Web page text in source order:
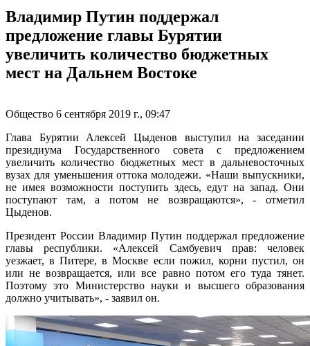
Владимир Путин поддержал
предложение главы Бурятии
увеличить количество бюджетных
мест на Дальнем Востоке
Общество 6 сентября 2019 г., 09:47
Глава Бурятии Алексей Цыденов выступил на заседании
президиума Государственного совета с предложением
увеличить количество бюджетных мест в дальневосточных
вузах для уменьшения оттока молодежи. «Наши выпускники,
не имея возможности поступить здесь, едут на запад. Они
поступают там, а потом не возвращаются», - отметил
Цыденов.
Президент России Владимир Путин поддержал предложение
главы республики. «Алексей Самбуевич прав: человек
уезжает, в Питере, в Москве если пожил, корни пустил, он
или не возвращается, или все равно потом его туда тянет.
Поэтому это Министерство науки и высшего образования
должно учитывать», - заявил он.